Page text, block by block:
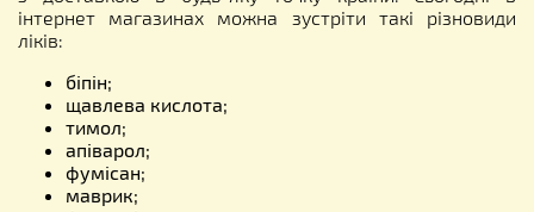
інтернет магазинах можна зустріти такі різновиди
ліків:
біпін;
щавлева кислота;
тимол;
апіварол;
фумісан;
маврик;